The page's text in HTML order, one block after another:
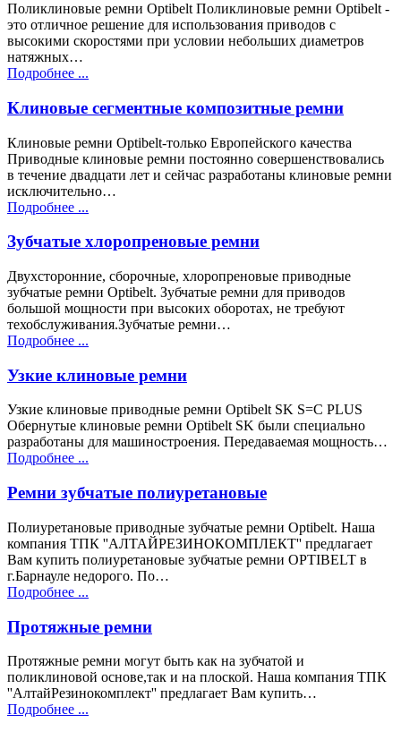
Поликлиновые ремни Optibelt Поликлиновые ремни Optibelt -
это отличное решение для использования приводов с
высокими скоростями при условии небольших диаметров
натяжных…
Подробнее ...
Клиновые сегментные композитные ремни
Клиновые ремни Optibelt-только Европейского качества
Приводные клиновые ремни постоянно совершенствовались
в течение двадцати лет и сейчас разработаны клиновые ремни
исключительно…
Подробнее ...
Зубчатые хлоропреновые ремни
Двухсторонние, сборочные, хлоропреновые приводные
зубчатые ремни Optibelt. Зубчатые ремни для приводов
большой мощности при высоких оборотах, не требуют
техобслуживания.Зубчатые ремни…
Подробнее ...
Узкие клиновые ремни
Узкие клиновые приводные ремни Optibelt SK S=C PLUS
Обернутые клиновые ремни Optibelt SK были специально
разработаны для машиностроения. Передаваемая мощность…
Подробнее ...
Ремни зубчатые полиуретановые
Полиуретановые приводные зубчатые ремни Optibelt. Наша
компания ТПК ''АЛТАЙРЕЗИНОКОМПЛЕКТ'' предлагает
Вам купить полиуретановые зубчатые ремни OPTIBELT в
г.Барнауле недорого. По…
Подробнее ...
Протяжные ремни
Протяжные ремни могут быть как на зубчатой и
поликлиновой основе,так и на плоской. Наша компания ТПК
''АлтайРезинокомплект'' предлагает Вам купить…
Подробнее ...